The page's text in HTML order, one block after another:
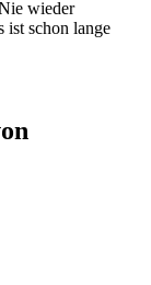
wieder
ist schon lange